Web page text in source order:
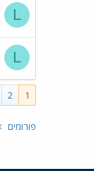
L
L
1
2
פורומים